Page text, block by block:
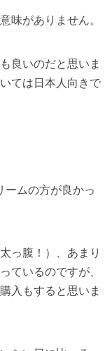
味がありません。
良いのだと思いま
ては日本人向きで
ームの方が良かっ
っ腹！）、あまり
ているのですが、
入もすると思いま